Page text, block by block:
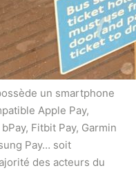
un smartphone
Apple Pay,
Fitbit Pay, Garmin
Pay… soit
des acteurs du